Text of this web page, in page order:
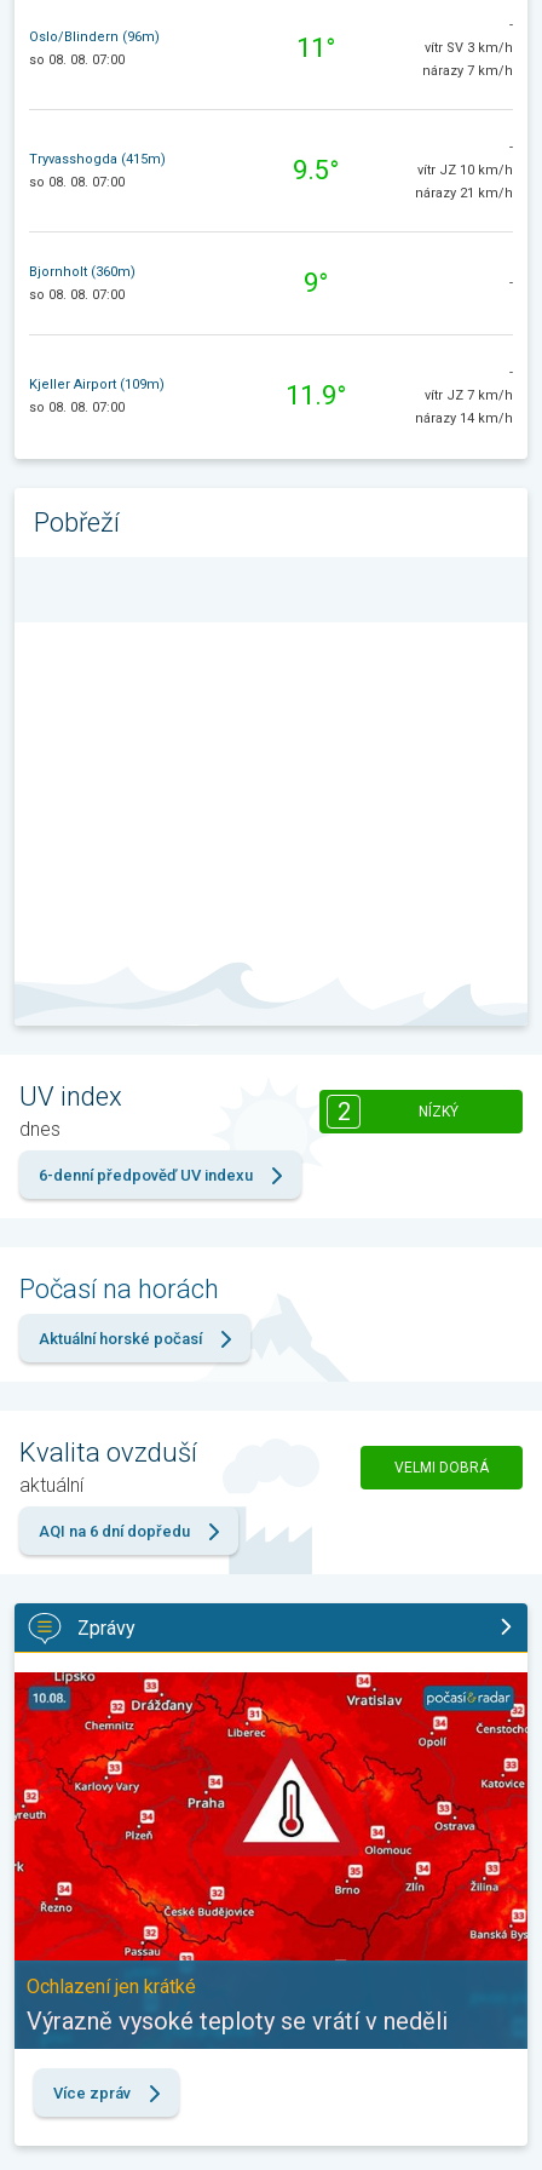
Oslo/Blindern (96m)
so 08. 08. 07:00
11°
-
vítr SV 3 km/h
nárazy 7 km/h
Tryvasshogda (415m)
so 08. 08. 07:00
9.5°
-
vítr JZ 10 km/h
nárazy 21 km/h
Bjornholt (360m)
so 08. 08. 07:00
9° -
Kjeller Airport (109m)
so 08. 08. 07:00
11.9°
-
vítr JZ 7 km/h
nárazy 14 km/h
Pobřeží
UV index
dnes
2 NÍZKÝ
6-denní předpověď UV indexu
Počasí na horách
Aktuální horské počasí
Kvalita ovzduší
aktuální
VELMI DOBRÁ
AQI na 6 dní dopředu
Zprávy
Výrazně vysoké teploty se vrátí v neděli. Ochlazení jen krátké.
Ochlazení jen krátké
Výrazně vysoké teploty se vrátí v neděli
Více zpráv